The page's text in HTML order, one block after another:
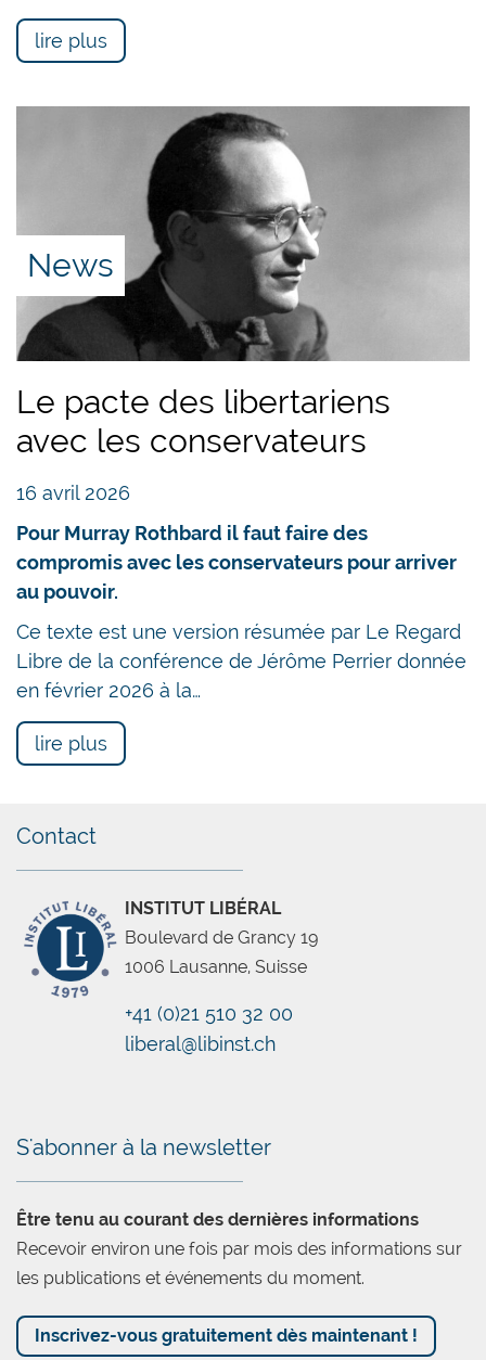
Chatbot
lire plus
News
Le pacte des libertariens
avec les conservateurs
16 avril 2026
Pour Murray Rothbard il faut faire des
compromis avec les conservateurs pour arriver
au pouvoir.
Ce texte est une version résumée par Le Regard
Libre de la conférence de Jérôme Perrier donnée
en février 2026 à la…
lire plus
Contact
INSTITUT LIBÉRAL
Boulevard de Grancy 19
1006 Lausanne, Suisse
+41 (0)21 510 32 00
liberal@libinst.ch
S'abonner à la newsletter
Être tenu au courant des dernières informations
Recevoir environ une fois par mois des informations sur
les publications et événements du moment.
Inscrivez-vous gratuitement dès maintenant !